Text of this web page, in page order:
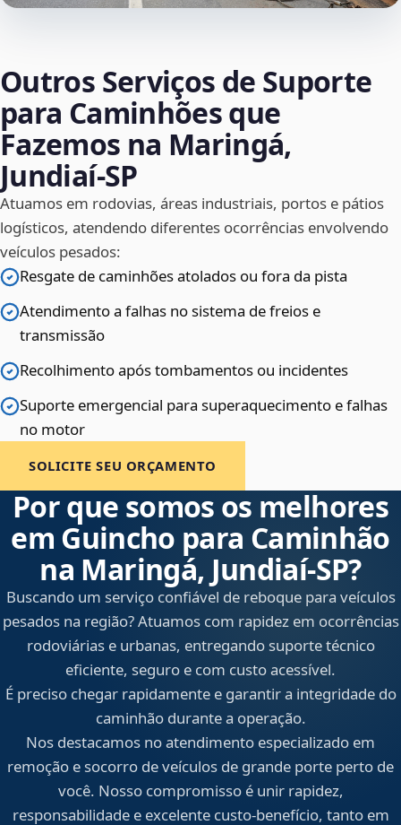
Outros Serviços de Suporte
para Caminhões que
Fazemos na Maringá,
Jundiaí‑SP
Atuamos em rodovias, áreas industriais, portos e pátios
logísticos, atendendo diferentes ocorrências envolvendo
veículos pesados:
Resgate de caminhões atolados ou fora da pista
Atendimento a falhas no sistema de freios e
transmissão
Recolhimento após tombamentos ou incidentes
Suporte emergencial para superaquecimento e falhas
no motor
SOLICITE SEU ORÇAMENTO
Por que somos os melhores
em Guincho para Caminhão
na Maringá, Jundiaí‑SP?
Buscando um serviço confiável de reboque para veículos
pesados na região? Atuamos com rapidez em ocorrências
rodoviárias e urbanas, entregando suporte técnico
eficiente, seguro e com custo acessível.
É preciso chegar rapidamente e garantir a integridade do
caminhão durante a operação.
Nos destacamos no atendimento especializado em
remoção e socorro de veículos de grande porte perto de
você. Nosso compromisso é unir rapidez,
responsabilidade e excelente custo-benefício, tanto em